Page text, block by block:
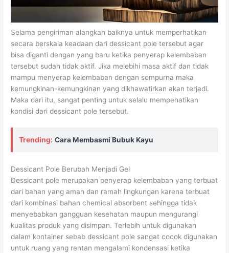
Selama pengiriman alangkah baiknya untuk memperhatikan
secara berskala keadaan dari dessicant pole tersebut agar
bisa diganti dengan yang baru ketika penyerap kelembaban
tersebut sudah tidak aktif. Jika melebihi masa aktif dan tidak
mampu menyerap kelembaban dengan sempurna maka
kemungkinan-kemungkinan yang dikhawatirkan akan terjadi.
Maka dari itu, sangat penting untuk selalu mempehatikan
kondisi dari dessicant pole tersebut.
Trending: Cara Membasmi Bubuk Kayu
Dessicant Pole Berubah Menjadi Gel
Dessicant pole merupakan penyerap kelembaban yang terbuat
dari bahan yang aman dan ramah lingkungan karena terbuat
dari kombinasi bahan chemical absorbent sehingga tidak
menyebabkan gangguan kesehatan maupun mengurangi
kualitas produk yang disimpan. Terlebih untuk digunakan
dalam kontainer sebab dessicant pole sangat cocok digunakan
untuk ruang yang rentan mengalami kondensasi ketika